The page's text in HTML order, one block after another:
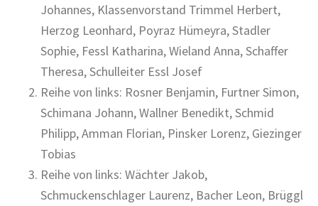
Johannes, Klassenvorstand Trimmel Herbert,
Herzog Leonhard, Poyraz Hümeyra, Stadler
Sophie, Fessl Katharina, Wieland Anna, Schaffer
Theresa, Schulleiter Essl Josef
Reihe von links: Rosner Benjamin, Furtner Simon,
Schimana Johann, Wallner Benedikt, Schmid
Philipp, Amman Florian, Pinsker Lorenz, Giezinger
Tobias
Reihe von links: Wächter Jakob,
Schmuckenschlager Laurenz, Bacher Leon, Brüggl